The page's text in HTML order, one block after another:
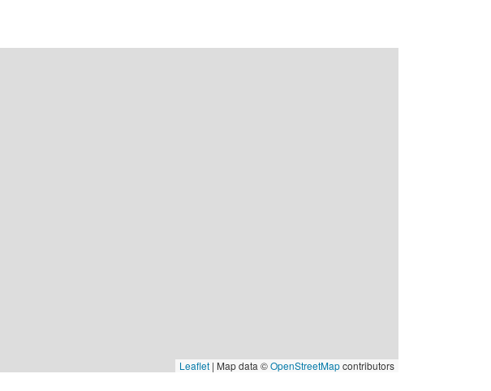
Leaflet | Map data ©OpenStreetMapcontributors